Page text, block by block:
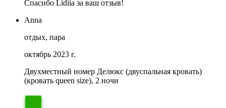
Спасибо Lidiia за ваш отзыв!
Anna
отдых, пара
октябрь 2023 г.
Двухместный номер Делюкс (двуспальная кровать)
(кровать queen size), 2 ночи